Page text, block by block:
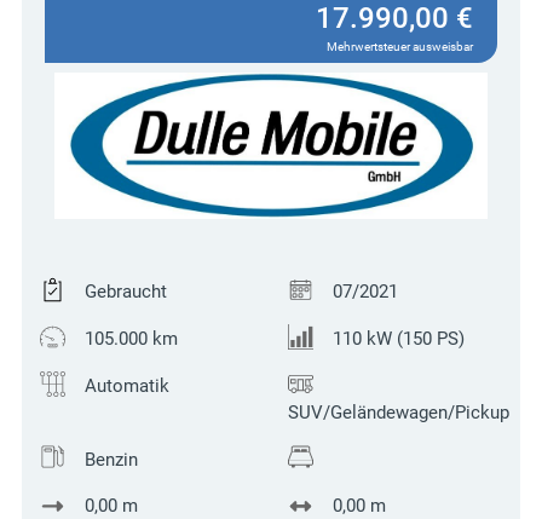
17.990,00 €
Mehrwertsteuer ausweisbar
Gebraucht 07/2021
105.000 km 110 kW (150 PS)
Automatik
SUV/Geländewagen/Pickup
Benzin
0,00 m 0,00 m